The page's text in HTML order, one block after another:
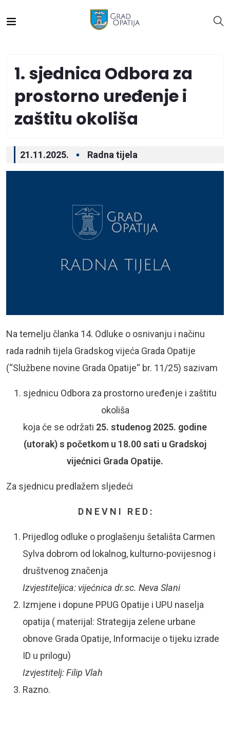
1. sjednica Odbora za
prostorno uređenje i
zaštitu okoliša
21.11.2025. Radna tijela
Na temelju članka 14. Odluke o osnivanju i načinu
rada radnih tijela Gradskog vijeća Grada Opatije
(“Službene novine Grada Opatije“ br. 11/25) sazivam
1. sjednicu Odbora za prostorno uređenje i zaštitu
okoliša
koja će se održati 25. studenog 2025. godine
(utorak) s početkom u 18.00 sati u Gradskoj
vijećnici Grada Opatije.
Za sjednicu predlažem sljedeći
D N E V N I R E D :
Prijedlog odluke o proglašenju šetališta Carmen
Sylva dobrom od lokalnog, kulturno-povijesnog i
društvenog značenja
Izvjestiteljica: vijećnica dr.sc. Neva Slani
Izmjene i dopune PPUG Opatije i UPU naselja
opatija ( materijal: Strategija zelene urbane
obnove Grada Opatije, Informacije o tijeku izrade
ID u prilogu)
Izvjestitelj: Filip Vlah
Razno.